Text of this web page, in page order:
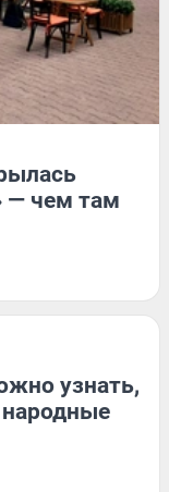
— чем там
узнать,
народные